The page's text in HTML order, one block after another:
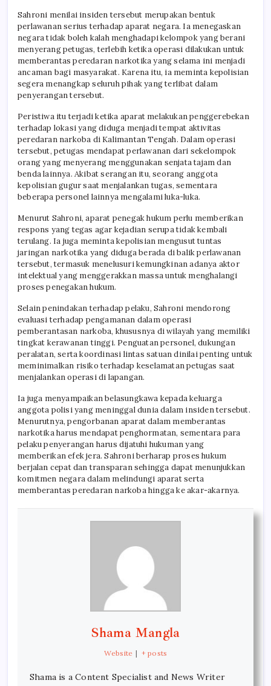
Sahroni menilai insiden tersebut merupakan bentuk
perlawanan serius terhadap aparat negara. Ia menegaskan
negara tidak boleh kalah menghadapi kelompok yang berani
menyerang petugas, terlebih ketika operasi dilakukan untuk
memberantas peredaran narkotika yang selama ini menjadi
ancaman bagi masyarakat. Karena itu, ia meminta kepolisian
segera menangkap seluruh pihak yang terlibat dalam
penyerangan tersebut.
Peristiwa itu terjadi ketika aparat melakukan penggerebekan
terhadap lokasi yang diduga menjadi tempat aktivitas
peredaran narkoba di Kalimantan Tengah. Dalam operasi
tersebut, petugas mendapat perlawanan dari sekelompok
orang yang menyerang menggunakan senjata tajam dan
benda lainnya. Akibat serangan itu, seorang anggota
kepolisian gugur saat menjalankan tugas, sementara
beberapa personel lainnya mengalami luka-luka.
Menurut Sahroni, aparat penegak hukum perlu memberikan
respons yang tegas agar kejadian serupa tidak kembali
terulang. Ia juga meminta kepolisian mengusut tuntas
jaringan narkotika yang diduga berada di balik perlawanan
tersebut, termasuk menelusuri kemungkinan adanya aktor
intelektual yang menggerakkan massa untuk menghalangi
proses penegakan hukum.
Selain penindakan terhadap pelaku, Sahroni mendorong
evaluasi terhadap pengamanan dalam operasi
pemberantasan narkoba, khususnya di wilayah yang memiliki
tingkat kerawanan tinggi. Penguatan personel, dukungan
peralatan, serta koordinasi lintas satuan dinilai penting untuk
meminimalkan risiko terhadap keselamatan petugas saat
menjalankan operasi di lapangan.
Ia juga menyampaikan belasungkawa kepada keluarga
anggota polisi yang meninggal dunia dalam insiden tersebut.
Menurutnya, pengorbanan aparat dalam memberantas
narkotika harus mendapat penghormatan, sementara para
pelaku penyerangan harus dijatuhi hukuman yang
memberikan efek jera. Sahroni berharap proses hukum
berjalan cepat dan transparan sehingga dapat menunjukkan
komitmen negara dalam melindungi aparat serta
memberantas peredaran narkoba hingga ke akar-akarnya.
Shama Mangla
Website | + posts
Shama is a Content Specialist and News Writer